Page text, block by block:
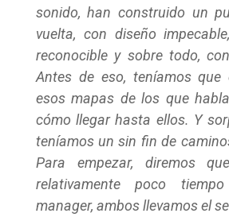
sonido, han construido un
vuelta, con diseño
reconocible y sobre todo,
Antes de eso, teníamos que
esos mapas de los que
cómo llegar hasta ellos. Y
teníamos un sin fin de
Para empezar, diremos
relativamente poco
manager, ambos llevamos el